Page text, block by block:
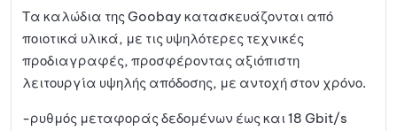
μένων
Τα καλώδια της Goobay κατασκευάζονται από
ποιοτικά υλικά, με τις υψηλότερες τεχνικές
προδιαγραφές, προσφέροντας αξιόπιστη
λειτουργία υψηλής απόδοσης, με αντοχή στον χρόνο.
-ρυθμός μεταφοράς δεδομένων έως και 18 Gbit/s